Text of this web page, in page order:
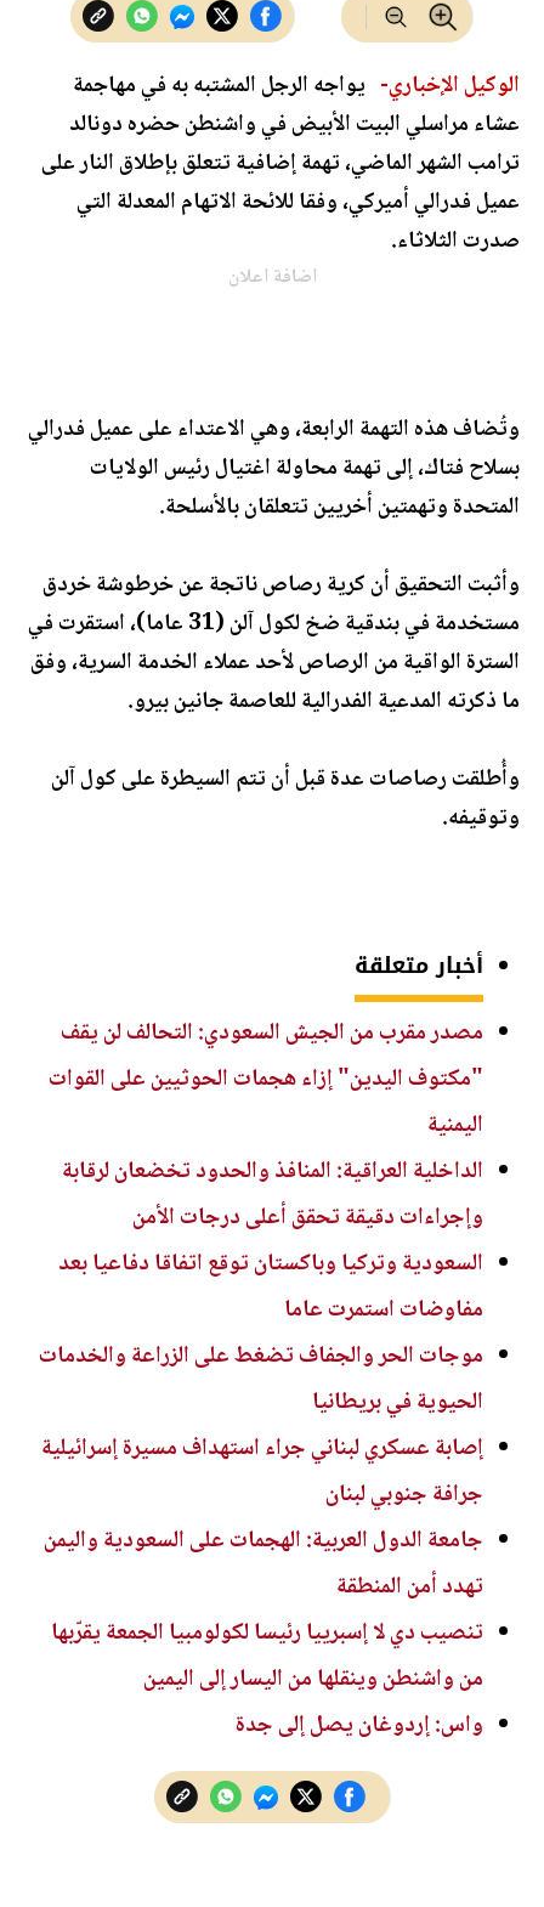
الوكيل الإخباري- يواجه الرجل المشتبه به في مهاجمة
عشاء مراسلي البيت الأبيض في واشنطن حضره دونالد
ترامب الشهر الماضي، تهمة إضافية تتعلق بإطلاق النار على
عميل فدرالي أميركي، وفقا للائحة الاتهام المعدلة التي
صدرت الثلاثاء.
اضافة اعلان
وتُضاف هذه التهمة الرابعة، وهي الاعتداء على عميل فدرالي
بسلاح فتاك، إلى تهمة محاولة اغتيال رئيس الولايات
المتحدة وتهمتين أخريين تتعلقان بالأسلحة.
وأثبت التحقيق أن كرية رصاص ناتجة عن خرطوشة خردق
مستخدمة في بندقية ضخ لكول آلن (31 عاما)، استقرت في
السترة الواقية من الرصاص لأحد عملاء الخدمة السرية، وفق
ما ذكرته المدعية الفدرالية للعاصمة جانين بيرو.
وأُطلقت رصاصات عدة قبل أن تتم السيطرة على كول آلن
وتوقيفه.
أخبار متعلقة
مصدر مقرب من الجيش السعودي: التحالف لن يقف
"مكتوف اليدين" إزاء هجمات الحوثيين على القوات
اليمنية
الداخلية العراقية: المنافذ والحدود تخضعان لرقابة
وإجراءات دقيقة تحقق أعلى درجات الأمن
السعودية وتركيا وباكستان توقع اتفاقا دفاعيا بعد
مفاوضات استمرت عاما
موجات الحر والجفاف تضغط على الزراعة والخدمات
الحيوية في بريطانيا
إصابة عسكري لبناني جراء استهداف مسيرة إسرائيلية
جرافة جنوبي لبنان
جامعة الدول العربية: الهجمات على السعودية واليمن
تهدد أمن المنطقة
تنصيب دي لا إسبرييا رئيسا لكولومبيا الجمعة يقرّبها
من واشنطن وينقلها من اليسار إلى اليمين
واس: إردوغان يصل إلى جدة